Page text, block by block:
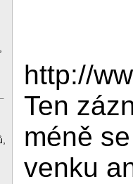
http://
Ten
méně
venku